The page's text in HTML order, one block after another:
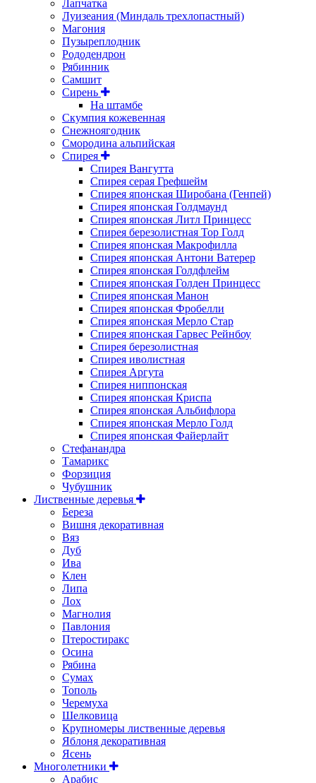
Лапчатка
Луизеания (Миндаль трехлопастный)
Магония
Пузыреплодник
Рододендрон
Рябинник
Самшит
Сирень
На штамбе
Скумпия кожевенная
Снежноягодник
Смородина альпийская
Спирея
Спирея Вангутта
Спирея серая Грефшейм
Спирея японская Широбана (Генпей)
Спирея японская Голдмаунд
Спирея японская Литл Принцесс
Спирея березолистная Тор Голд
Спирея японская Макрофилла
Спирея японская Антони Ватерер
Спирея японская Голдфлейм
Спирея японская Голден Принцесс
Спирея японская Манон
Спирея японская Фробелли
Спирея японская Мерло Стар
Спирея японская Гарвес Рейнбоу
Спирея березолистная
Спирея иволистная
Спирея Аргута
Спирея ниппонская
Спирея японская Криспа
Спирея японская Альбифлора
Спирея японская Мерло Голд
Спирея японская Файерлайт
Стефанандра
Тамарикс
Форзиция
Чубушник
Лиственные деревья
Береза
Вишня декоративная
Вяз
Дуб
Ива
Клен
Липа
Лох
Магнолия
Павлония
Птеростиракс
Осина
Рябина
Сумах
Тополь
Черемуха
Шелковица
Крупномеры лиственные деревья
Яблоня декоративная
Ясень
Многолетники
Арабис